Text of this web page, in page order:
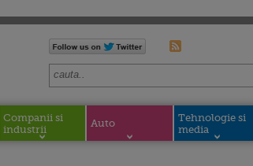
Companii si
industrii
Auto
Tehnologie si
media